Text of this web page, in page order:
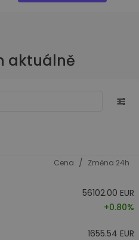
aktuálně
Cena / Změna 24h
56102.00 EUR
+0.80%
1655.54 EUR